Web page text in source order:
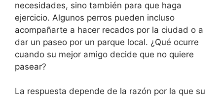
necesidades, sino también para que haga
ejercicio. Algunos perros pueden incluso
acompañarte a hacer recados por la ciudad o a
dar un paseo por un parque local. ¿Qué ocurre
cuando su mejor amigo decide que no quiere
pasear?
La respuesta depende de la razón por la que su